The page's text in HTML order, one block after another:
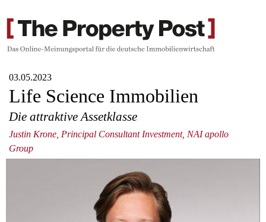
03.05.2023
Life Science Immobilien
Die attraktive Assetklasse
Justin Krone, Principal Consultant Investment, NAI apollo
Group